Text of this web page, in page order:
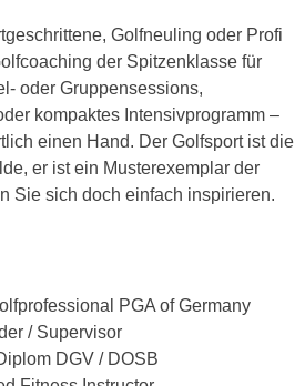
Golfneuling oder Profi
der Spitzenklasse für
oder Gruppensessions,
kompaktes Intensivprogramm –
einen Hand. Der Golfsport ist die
er ist ein Musterexemplar der
Sie sich doch einfach inspirieren.
PGA of Germany
/ Supervisor
DGV / DOSB